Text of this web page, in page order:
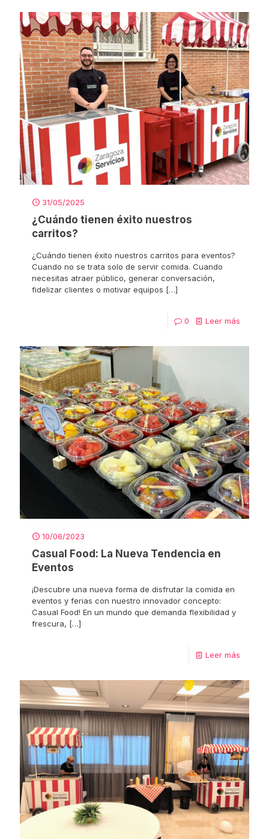
31/05/2025
¿Cuándo tienen éxito nuestros
carritos?
¿Cuándo tienen éxito nuestros carritos para eventos?
Cuando no se trata solo de servir comida. Cuando
necesitas atraer público, generar conversación,
fidelizar clientes o motivar equipos […]
0 Leer más
10/06/2023
Casual Food: La Nueva Tendencia en
Eventos
¡Descubre una nueva forma de disfrutar la comida en
eventos y ferias con nuestro innovador concepto:
Casual Food! En un mundo que demanda flexibilidad y
frescura, […]
Leer más